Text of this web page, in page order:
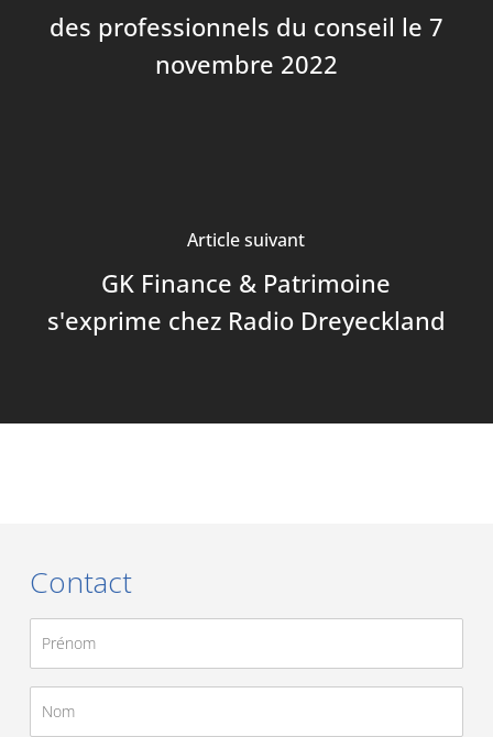
des professionnels du conseil le 7
novembre 2022
Article suivant
GK Finance & Patrimoine
s'exprime chez Radio Dreyeckland
Contact